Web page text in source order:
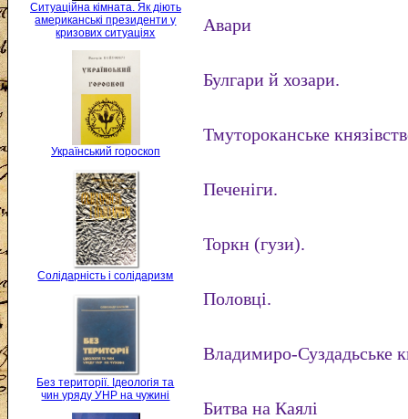
Ситуаційна кімната. Як діють
американські президенти у
кризових ситуаціях
Український гороскоп
Солідарність і солідаризм
Без території. Ідеологія та
чин уряду УНР на чужині
Авари
Булгари й хозари.
Тмутороканське
Печеніги.
Торкн (гузи).
Половці.
Владимиро-Суздадьське
Битва на Каялі